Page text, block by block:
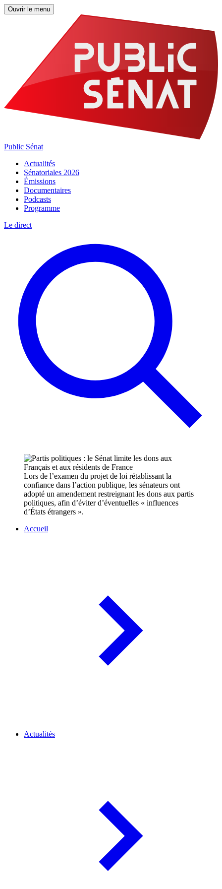
Ouvrir le menu
Public Sénat
Actualités
Sénatoriales 2026
Émissions
Documentaires
Podcasts
Programme
Le direct
Lors de l’examen du projet de loi rétablissant la
confiance dans l’action publique, les sénateurs ont
adopté un amendement restreignant les dons aux partis
politiques, afin d’éviter d’éventuelles « influences
d’États étrangers ».
Accueil
Actualités